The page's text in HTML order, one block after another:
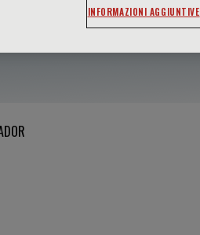
INFORMAZIONI AGGIUNTIVE